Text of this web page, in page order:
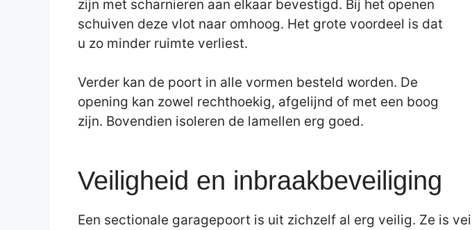
zijn met scharnieren aan elkaar bevestigd. Bij het openen
schuiven deze vlot naar omhoog. Het grote voordeel is dat
u zo minder ruimte verliest.
Verder kan de poort in alle vormen besteld worden. De
opening kan zowel rechthoekig, afgelijnd of met een boog
zijn. Bovendien isoleren de lamellen erg goed.
Veiligheid en inbraakbeveiliging
Een sectionale garagepoort is uit zichzelf al erg veilig. Ze is